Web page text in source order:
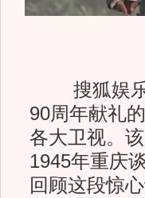
搜狐娱乐
90周年献礼
各大卫视。
1945年重庆
回顾这段惊